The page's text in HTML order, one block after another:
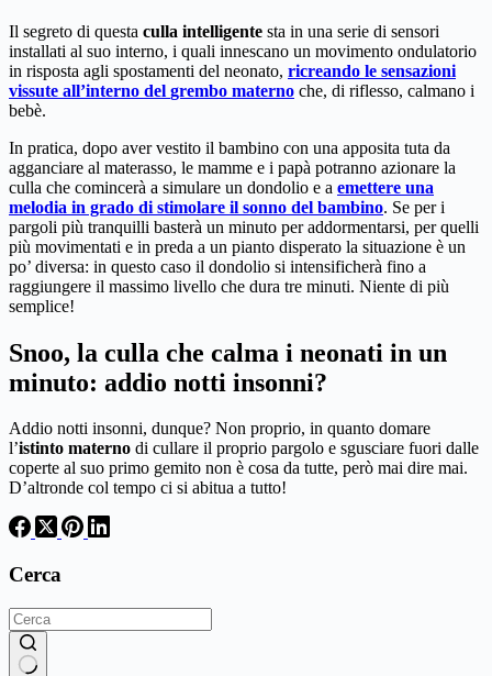
Il segreto di questa culla intelligente sta in una serie di sensori
installati al suo interno, i quali innescano un movimento ondulatorio
in risposta agli spostamenti del neonato, ricreando le sensazioni
vissute all’interno del grembo materno che, di riflesso, calmano i
bebè.
In pratica, dopo aver vestito il bambino con una apposita tuta da
agganciare al materasso, le mamme e i papà potranno azionare la
culla che comincerà a simulare un dondolio e a emettere una
melodia in grado di stimolare il sonno del bambino. Se per i
pargoli più tranquilli basterà un minuto per addormentarsi, per quelli
più movimentati e in preda a un pianto disperato la situazione è un
po’ diversa: in questo caso il dondolio si intensificherà fino a
raggiungere il massimo livello che dura tre minuti. Niente di più
semplice!
Snoo, la culla che calma i neonati in un
minuto: addio notti insonni?
Addio notti insonni, dunque? Non proprio, in quanto domare
l’istinto materno di cullare il proprio pargolo e sgusciare fuori dalle
coperte al suo primo gemito non è cosa da tutte, però mai dire mai.
D’altronde col tempo ci si abitua a tutto!
Cerca